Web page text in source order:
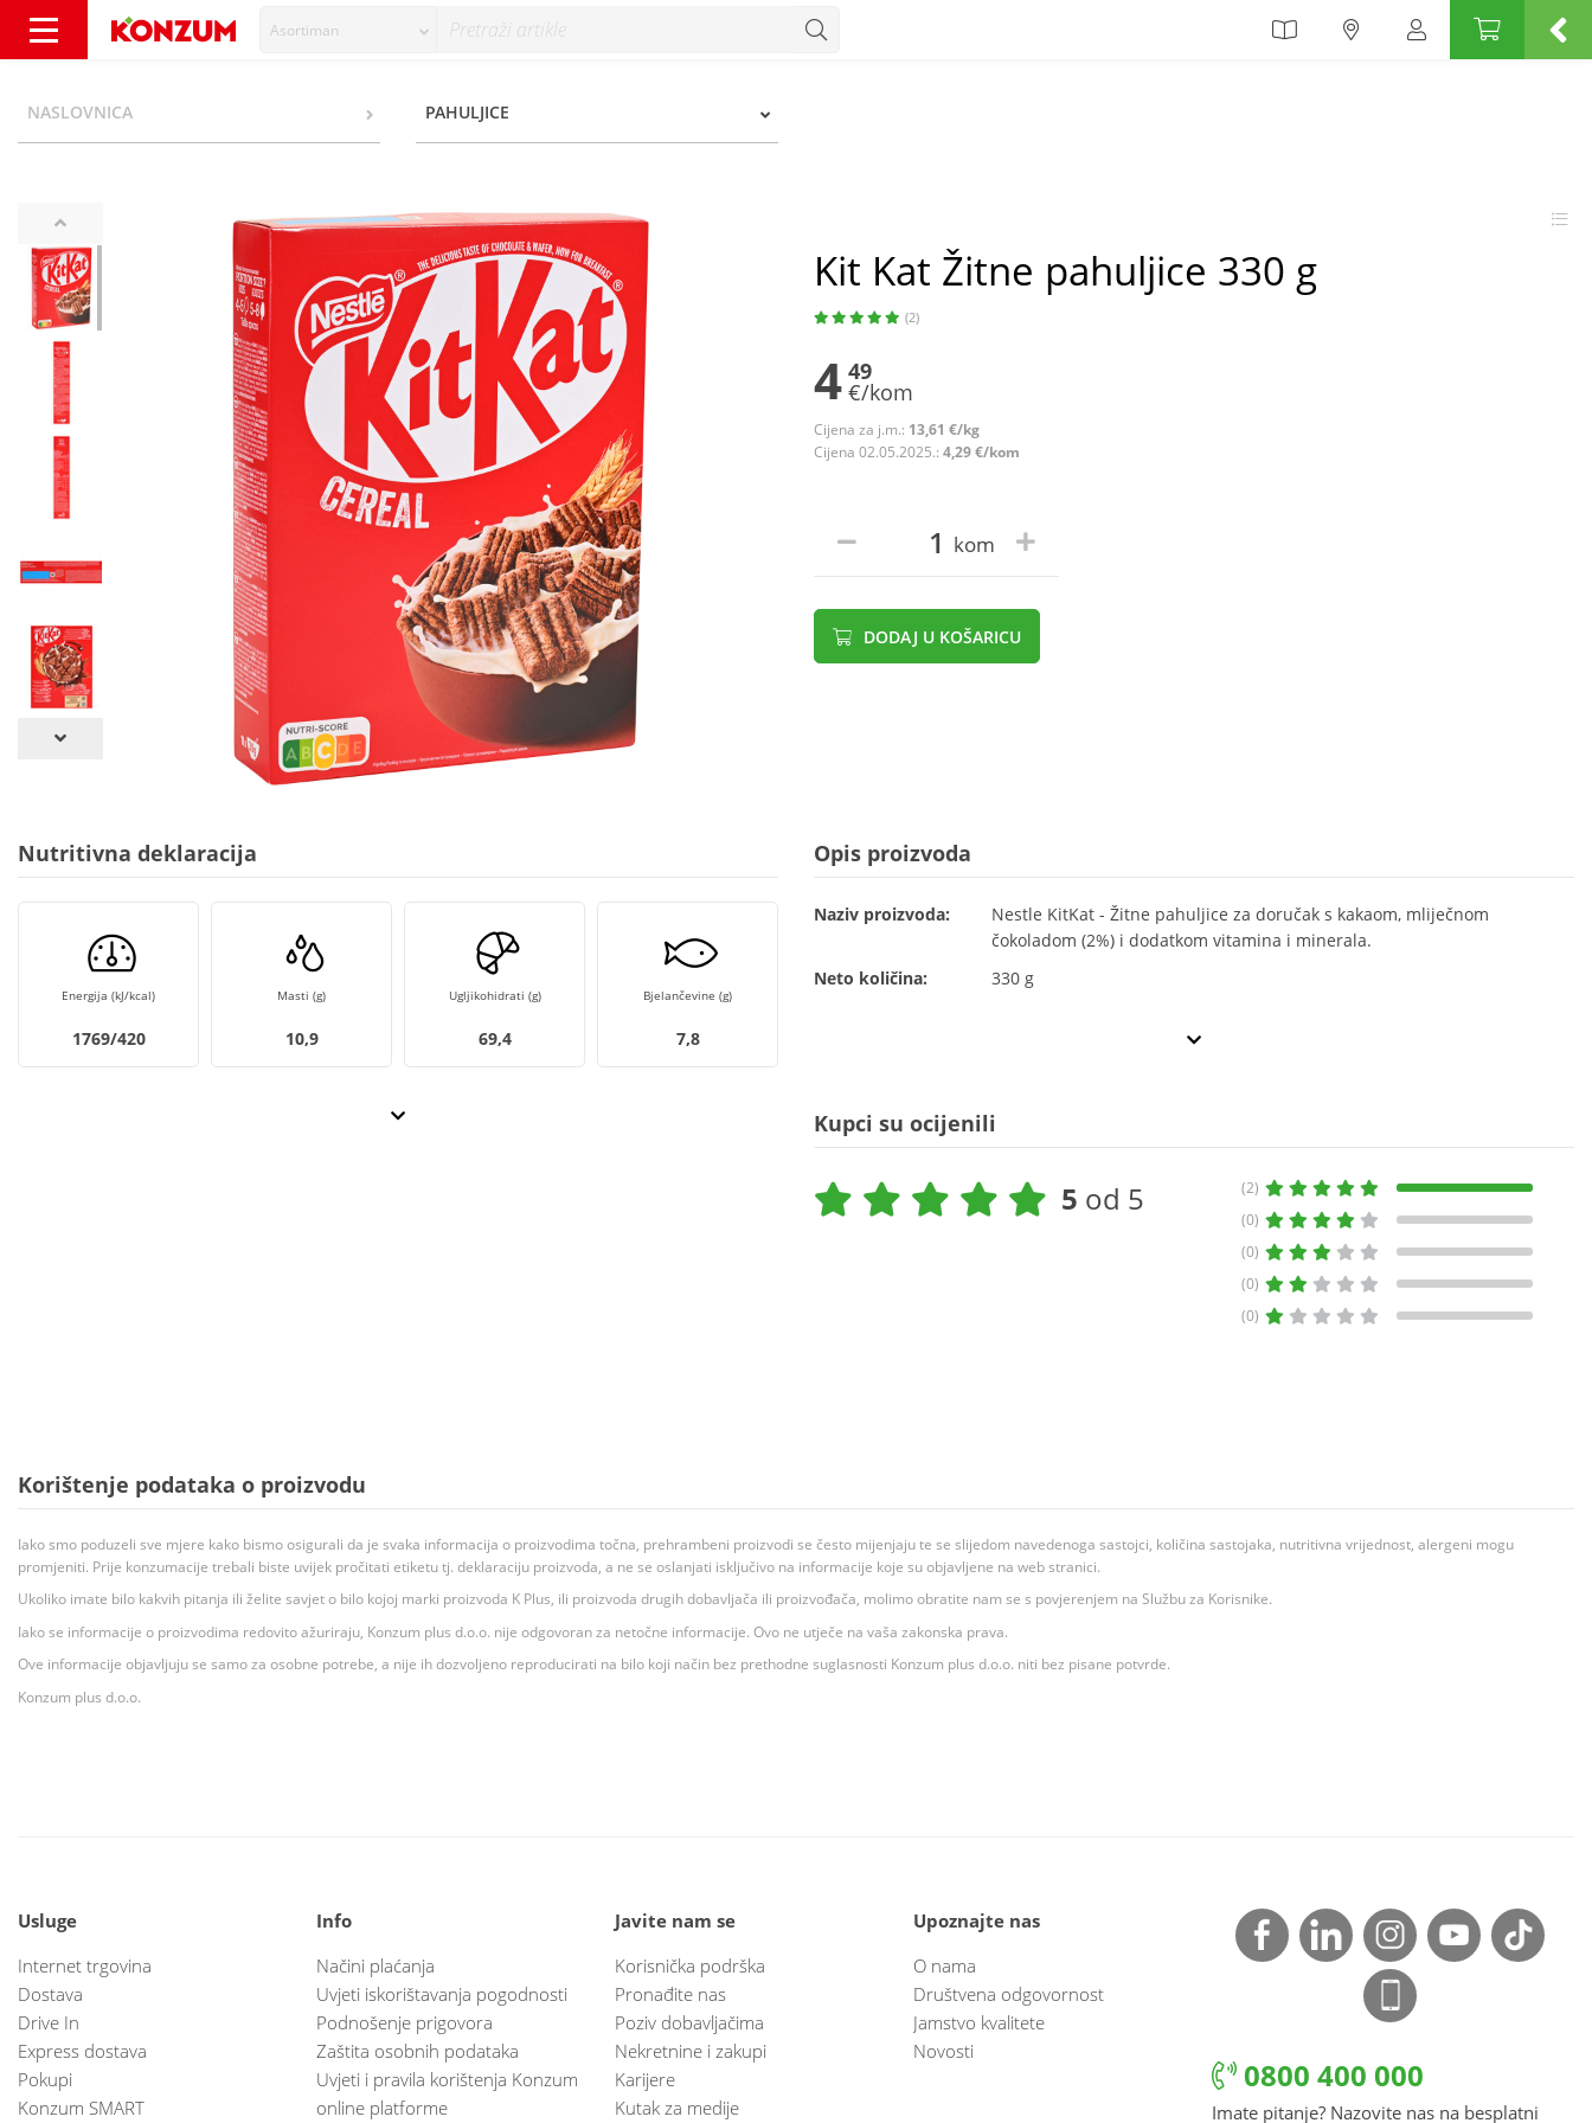
Asortiman
NASLOVNICA PAHULJICE
Kit Kat Žitne pahuljice 330 g
(2)
4 49
€/kom
Cijena za j.m.: 13,61 €/kg
Cijena 02.05.2025.: 4,29 €/kom
kom
DODAJ U KOŠARICU
Nutritivna deklaracija
Energija (kJ/kcal)
1769/420
Masti (g)
10,9
Ugljikohidrati (g)
69,4
Bjelančevine (g)
7,8
Opis proizvoda
Naziv proizvoda:
Nestle KitKat - Žitne pahuljice za doručak s kakaom, mliječnom
čokoladom (2%) i dodatkom vitamina i minerala.
Neto količina:
330 g
Kupci su ocijenili
5 od 5
(2)
(0)
(0)
(0)
(0)
Korištenje podataka o proizvodu
Iako smo poduzeli sve mjere kako bismo osigurali da je svaka informacija o proizvodima točna, prehrambeni proizvodi se često mijenjaju te se slijedom navedenoga sastojci, količina sastojaka, nutritivna vrijednost, alergeni mogu
promjeniti. Prije konzumacije trebali biste uvijek pročitati etiketu tj. deklaraciju proizvoda, a ne se oslanjati isključivo na informacije koje su objavljene na web stranici.
Ukoliko imate bilo kakvih pitanja ili želite savjet o bilo kojoj marki proizvoda K Plus, ili proizvoda drugih dobavljača ili proizvođača, molimo obratite nam se s povjerenjem na Službu za Korisnike.
Iako se informacije o proizvodima redovito ažuriraju, Konzum plus d.o.o. nije odgovoran za netočne informacije. Ovo ne utječe na vaša zakonska prava.
Ove informacije objavljuju se samo za osobne potrebe, a nije ih dozvoljeno reproducirati na bilo koji način bez prethodne suglasnosti Konzum plus d.o.o. niti bez pisane potvrde.
Konzum plus d.o.o.
Usluge
Internet trgovina
Dostava
Drive In
Express dostava
Pokupi
Konzum SMART
Info
Načini plaćanja
Uvjeti iskorištavanja pogodnosti
Podnošenje prigovora
Zaštita osobnih podataka
Uvjeti i pravila korištenja Konzum
online platforme
Javite nam se
Korisnička podrška
Pronađite nas
Poziv dobavljačima
Nekretnine i zakupi
Karijere
Kutak za medije
Upoznajte nas
O nama
Društvena odgovornost
Jamstvo kvalitete
Novosti
0800 400 000
Imate pitanje? Nazovite nas na besplatni